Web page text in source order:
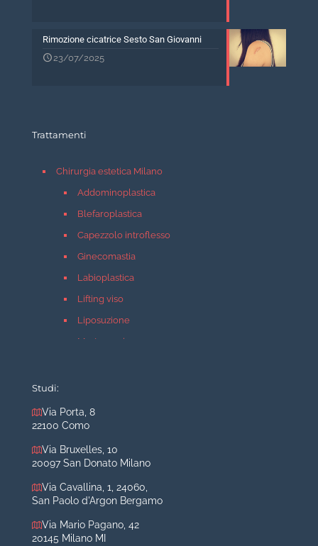
Rimozione cicatrice Sesto San Giovanni
23/07/2025
Trattamenti
Chirurgia estetica Milano
Addominoplastica
Blefaroplastica
Capezzolo introflesso
Ginecomastia
Labioplastica
Lifting viso
Liposuzione
Mastopessi
Rinoplastica
Medicina estetica Milano
Acido ialuronico viso
Aumento labbra
Filler
Studi:
Via Porta, 8
22100 Como
Via Bruxelles, 10
20097 San Donato Milano
Via Cavallina, 1, 24060,
San Paolo d'Argon Bergamo
Via Mario Pagano, 42
20145 Milano MI